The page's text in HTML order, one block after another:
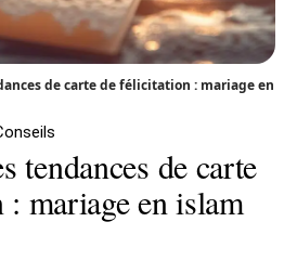
de carte de félicitation : mariage en
tendances de carte
mariage en islam